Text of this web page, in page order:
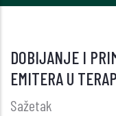
DOBIJANJE I
EMITERA U
Sažetak